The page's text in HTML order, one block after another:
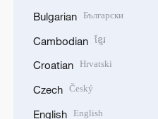
Bulgarian Български
Cambodian ខ្មែរ
Croatian Hrvatski
Czech Český
English English